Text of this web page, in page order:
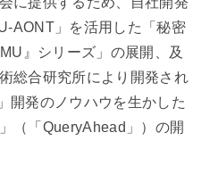
AONT」を活用した「秘密
』シリーズ」の展開、及
総合研究所により開発され
開発のノウハウを生かした
（「QueryAhead」）の開